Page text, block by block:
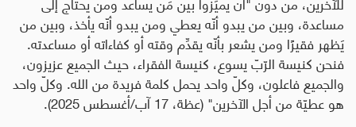
مساعدة، وبين من يبدو أنّه يعطي ومن يبدو أنّه يأخذ، وبين من
يَظهر فقيرًا ومن يشعر بأنّه يقدِّم وقته أو كفاءاته أو مساعدته.
فنحن كنيسة الرّبّ يسوع، كنيسة الفقراء، حيث الجميع عزيزون،
والجميع فاعلون، وكلّ واحد يحمل كلمة فريدة من الله. وكلّ واحد
هو عطيّة من أجل الآخرين" (عظة، 17 آب/أغسطس 2025).